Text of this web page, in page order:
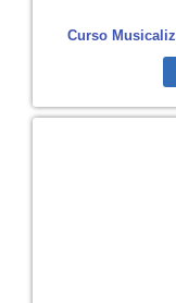
Curso